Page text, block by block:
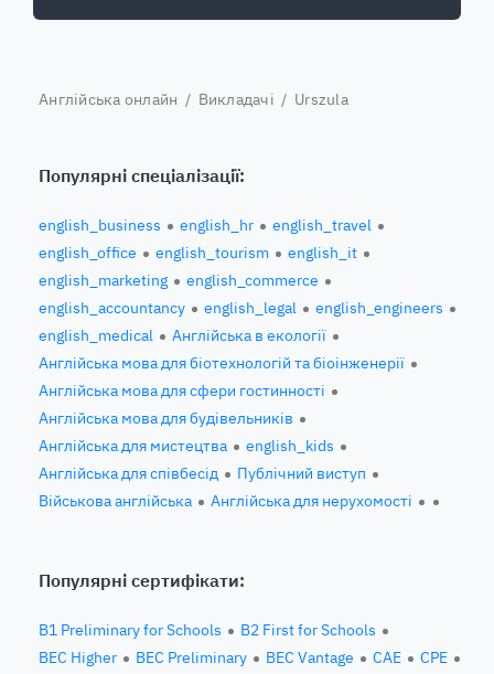
Англійська онлайн / Викладачі / Urszula
Популярні спеціалізації:
english_business english_hr
english_travel
english_office
english_tourism
english_it
english_marketing
english_commerce
english_accountancy
english_legal
english_engineers
english_medical
Англійська в екології
Англійська мова для біотехнологій та біоінженерії
Англійська мова для сфери гостинності
Англійська мова для будівельників
Англійська для мистецтва
english_kids
Англійська для співбесід
Публічний виступ
Військова англійська
Англійська для нерухомості
Популярні сертифікати:
B1 Preliminary for Schools
B2 First for Schools
BEC Higher
BEC Preliminary BEC Vantage CAE
CPE